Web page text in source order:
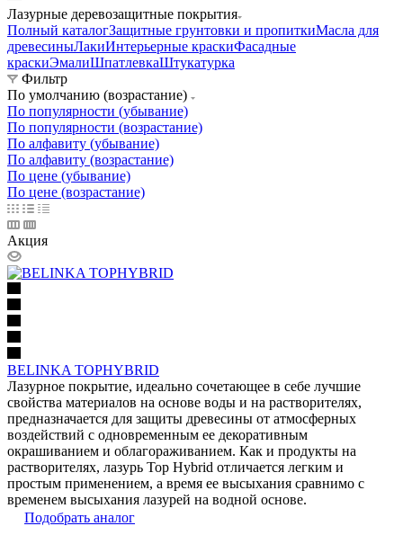
Лазурные деревозащитные покрытия
Полный каталогЗащитные грунтовки и пропиткиМасла для
древесиныЛакиИнтерьерные краскиФасадные
краскиЭмалиШпатлевкаШтукатурка
Фильтр
По умолчанию (возрастание)
По популярности (убывание)
По популярности (возрастание)
По алфавиту (убывание)
По алфавиту (возрастание)
По цене (убывание)
По цене (возрастание)
Акция
BELINKA TOPHYBRID
Лазурное покрытие, идеально сочетающее в себе лучшие
свойства материалов на основе воды и на растворителях,
предназначается для защиты древесины от атмосферных
воздействий с одновременным ее декоративным
окрашиванием и облагораживанием. Как и продукты на
растворителях, лазурь Top Hybrid отличается легким и
простым применением, а время ее высыхания сравнимо с
временем высыхания лазурей на водной основе.
Подобрать аналог